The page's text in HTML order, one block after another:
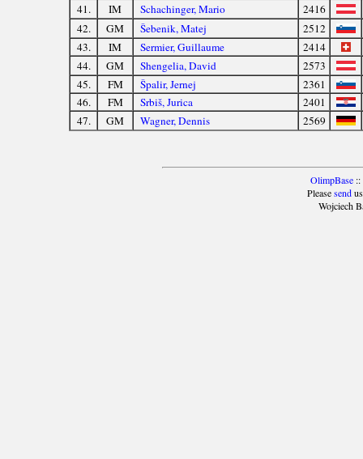
41.
IM Schachinger, Mario
2416
42.
GM Šebenik, Matej
2512
43.
IM Sermier, Guillaume
2414
44.
GM Shengelia, David
2573
45.
FM Špalir, Jernej
2361
46.
FM Srbiš, Jurica
2401
47.
GM Wagner, Dennis 2569
OlimpBase::
Pleasesendus
Wojciech